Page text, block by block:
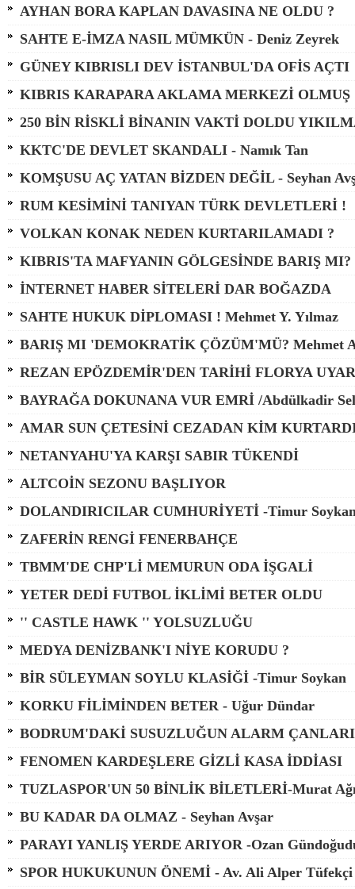
AYHAN BORA KAPLAN DAVASINA NE OLDU ?
SAHTE E-İMZA NASIL MÜMKÜN - Deniz Zeyrek
GÜNEY KIBRISLI DEV İSTANBUL'DA OFİS AÇTI
KIBRIS KARAPARA AKLAMA MERKEZİ OLMUŞ
250 BİN RİSKLİ BİNANIN VAKTİ DOLDU
KKTC'DE DEVLET SKANDALI - Namık Tan
KOMŞUSU AÇ YATAN BİZDEN DEĞİL - Seyhan
RUM KESİMİNİ TANIYAN TÜRK DEVLETLERİ !
VOLKAN KONAK NEDEN KURTARILAMADI ?
KIBRIS'TA MAFYANIN GÖLGESİNDE BARIŞ MI?
İNTERNET HABER SİTELERİ DAR BOĞAZDA
SAHTE HUKUK DİPLOMASI ! Mehmet Y. Yılmaz
BARIŞ MI 'DEMOKRATİK ÇÖZÜM'MÜ? Mehmet
REZAN EPÖZDEMİR'DEN TARİHİ FLORYA
BAYRAĞA DOKUNANA VUR EMRİ /Abdülkadir
AMAR SUN ÇETESİNİ CEZADAN KİM
NETANYAHU'YA KARŞI SABIR TÜKENDİ
ALTCOİN SEZONU BAŞLIYOR
DOLANDIRICILAR CUMHURİYETİ -Timur
ZAFERİN RENGİ FENERBAHÇE
TBMM'DE CHP'Lİ MEMURUN ODA İŞGALİ
YETER DEDİ FUTBOL İKLİMİ BETER OLDU
'' CASTLE HAWK '' YOLSUZLUĞU
MEDYA DENİZBANK'I NİYE KORUDU ?
BİR SÜLEYMAN SOYLU KLASİĞİ -Timur Soykan
KORKU FİLİMİNDEN BETER - Uğur Dündar
BODRUM'DAKİ SUSUZLUĞUN ALARM ÇANLARI
FENOMEN KARDEŞLERE GİZLİ KASA İDDİASI
TUZLASPOR'UN 50 BİNLİK BİLETLERİ-Murat
BU KADAR DA OLMAZ - Seyhan Avşar
PARAYI YANLIŞ YERDE ARIYOR -Ozan
SPOR HUKUKUNUN ÖNEMİ - Av. Ali Alper Tüfekçi